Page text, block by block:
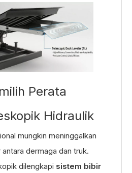
Perata
Hidraulik
mungkin meninggalkan
dermaga dan truk.
dilengkapi sistem bibir